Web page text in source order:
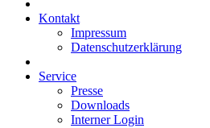
Kontakt
Impressum
Datenschutzerklärung
Service
Presse
Downloads
Interner Login